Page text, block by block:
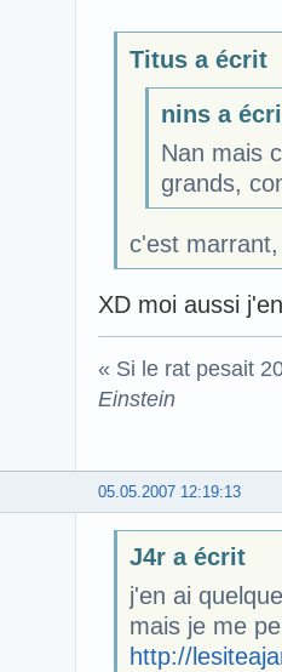
Titus a écrit
nins a
Nan mais
grands,
c'est
XD moi aussi
« Si le rat pesait
Einstein
05.05.2007 12:19:13
J4r a écrit
j'en ai
mais je me
http://